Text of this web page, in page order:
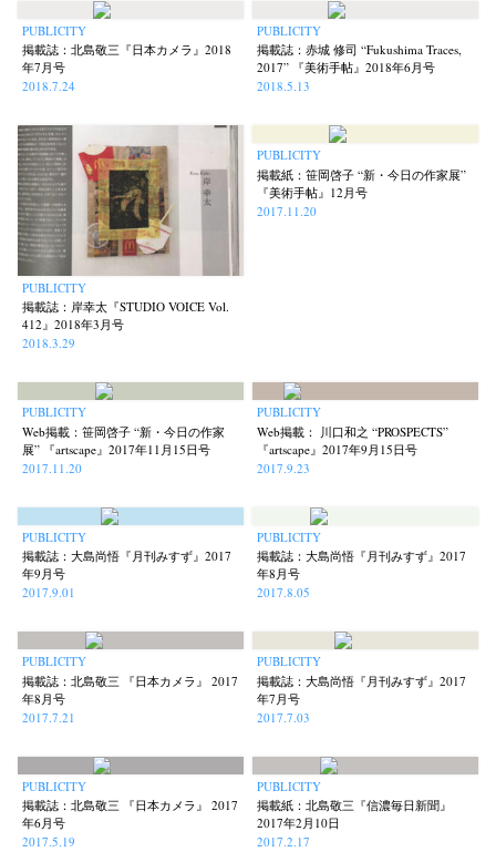
PUBLICITY
掲載誌：北島敬三『日本カメラ』2018
年7月号
2018.7.24
PUBLICITY
掲載誌：赤城 修司 “Fukushima Traces,
2017” 『美術手帖』2018年6月号
2018.5.13
PUBLICITY
掲載誌：岸幸太『STUDIO VOICE Vol.
412』2018年3月号
2018.3.29
PUBLICITY
掲載紙：笹岡啓子 “新・今日の作家展”
『美術手帖』12月号
2017.11.20
PUBLICITY
Web掲載：笹岡啓子 “新・今日の作家
展” 『artscape』2017年11月15日号
2017.11.20
PUBLICITY
Web掲載： 川口和之 “PROSPECTS”
『artscape』2017年9月15日号
2017.9.23
PUBLICITY
掲載誌：大島尚悟『月刊みすず』2017
年9月号
2017.9.01
PUBLICITY
掲載誌：大島尚悟『月刊みすず』2017
年8月号
2017.8.05
PUBLICITY
掲載誌：北島敬三 『日本カメラ』 2017
年8月号
2017.7.21
PUBLICITY
掲載誌：大島尚悟『月刊みすず』2017
年7月号
2017.7.03
PUBLICITY
掲載誌：北島敬三 『日本カメラ』 2017
年6月号
2017.5.19
PUBLICITY
掲載紙：北島敬三『信濃毎日新聞』
2017年2月10日
2017.2.17